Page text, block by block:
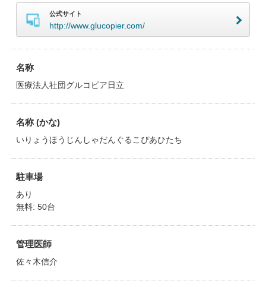
公式サイト
http://www.glucopier.com/
名称
医療法人社団グルコピア日立
名称 (かな)
いりょうほうじんしゃだんぐるこぴあひたち
駐車場
あり
無料: 50台
管理医師
佐々木信介